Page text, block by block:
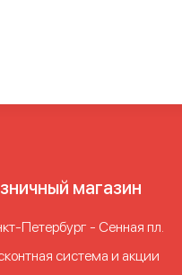
магазин
Петербург - Сенная пл.
система и акции